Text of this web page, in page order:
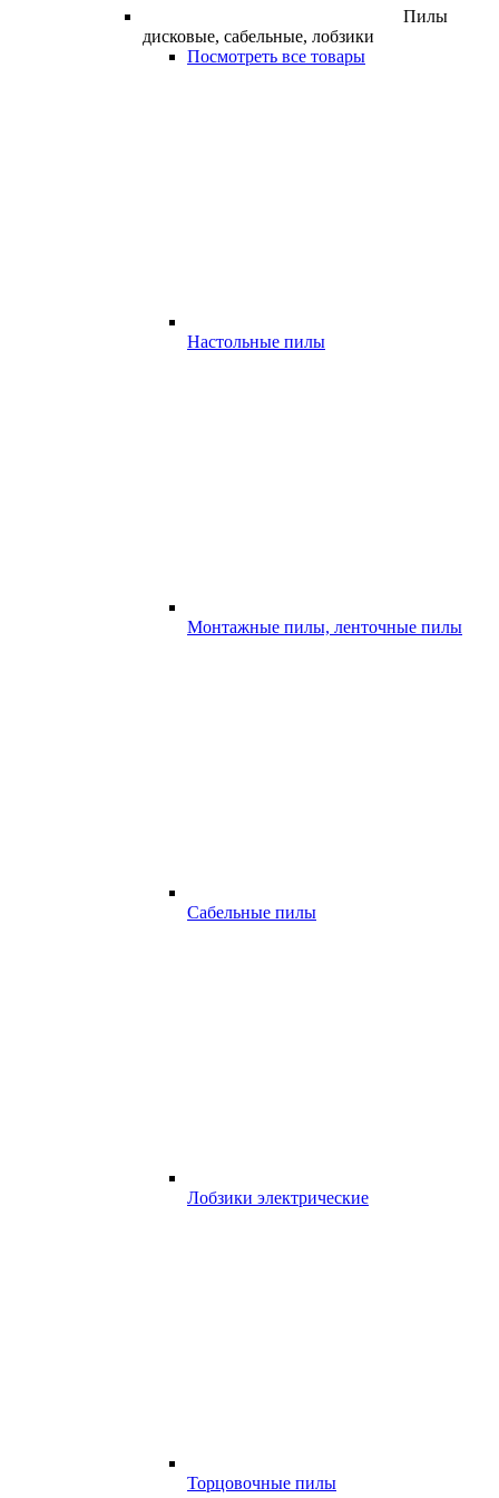
Пилы
дисковые, сабельные, лобзики
Посмотреть все товары
Настольные пилы
Монтажные пилы, ленточные пилы
Сабельные пилы
Лобзики электрические
Торцовочные пилы